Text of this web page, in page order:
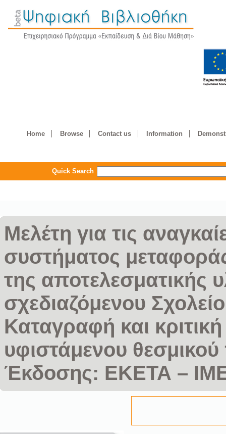
Home Browse Contact us Information
Quick Search
Μελέτη για τις
συστήματος
της αποτελεσματικής
σχεδιαζόμενου
Καταγραφή και
υφιστάμενου
Έκδοσης: ΕΚΕΤΑ –